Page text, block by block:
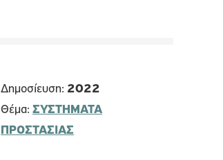
Δημοσίευση: 2022
Θέμα: ΣΥΣΤΗΜΑΤΑ
ΠΡΟΣΤΑΣΙΑΣ